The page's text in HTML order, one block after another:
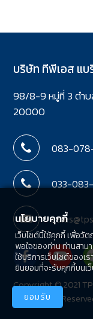
บริษัท ทีพีเอส แ
98/8-9 หมู่ที่ 3 ตำ
20000
083-
033-
Copyright © 2021
right
นโยบายคุกกี้
เว็บไซต์นี้ใช้คุกกี้ เพื่อวั
พอใจของท่าน ท่านสาม
ใช้บริการเว็บไซต์ของเ
ยินยอมที่จะรับคุกกี้บนเว็
ยอมรับ